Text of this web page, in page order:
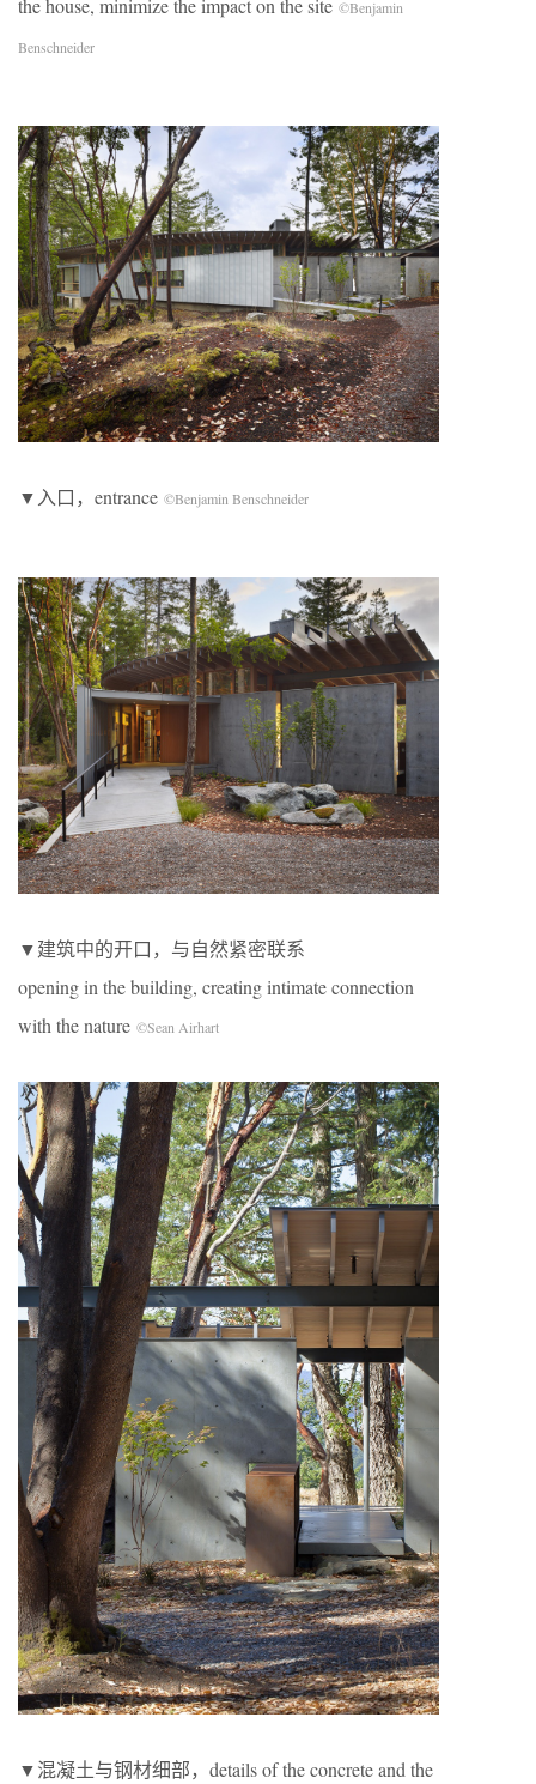
the house, minimize the impact on the site ©Benjamin
Benschneider
▼入口，entrance ©Benjamin Benschneider
▼建筑中的开口，与自然紧密联系
opening in the building, creating intimate connection
with the nature ©Sean Airhart
▼混凝土与钢材细部，details of the concrete and the